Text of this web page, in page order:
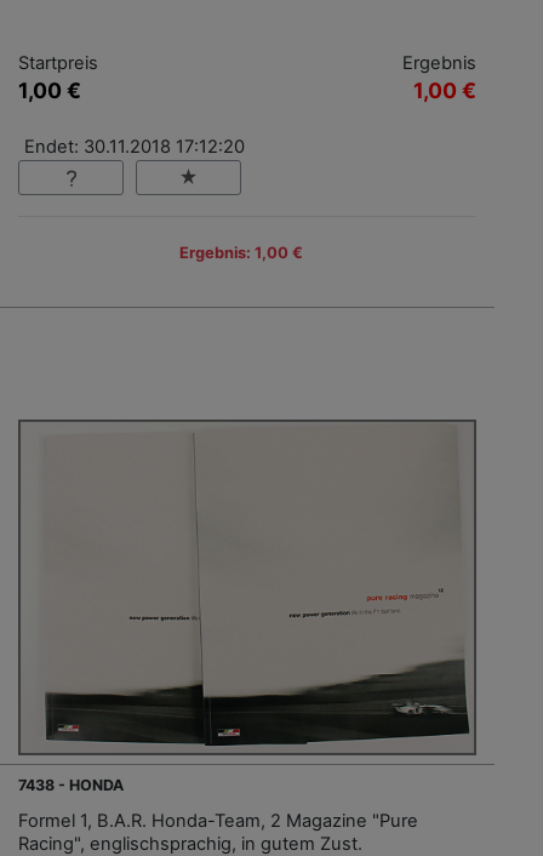
Startpreis
1,00 €
Ergebnis
1,00 €
Endet: 30.11.2018 17:12:20
Ergebnis: 1,00 €
7438 - HONDA
Formel 1, B.A.R. Honda-Team, 2 Magazine "Pure
Racing", englischsprachig, in gutem Zust.